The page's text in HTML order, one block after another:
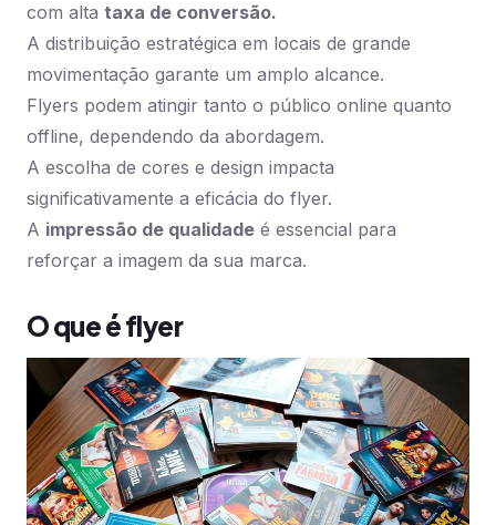
com alta taxa de conversão.
A distribuição estratégica em locais de grande
movimentação garante um amplo alcance.
Flyers podem atingir tanto o público online quanto
offline, dependendo da abordagem.
A escolha de cores e design impacta
significativamente a eficácia do flyer.
A impressão de qualidade é essencial para
reforçar a imagem da sua marca.
O que é flyer